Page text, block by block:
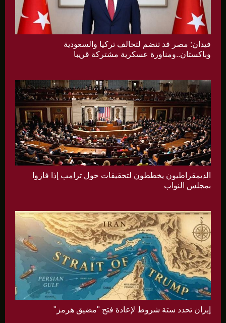
فيدان: مصر قد تنضم لتحالف تركيا والسعودية
وباكستان..ومناورة عسكرية مشتركة قريبا
الديمقراطيون يخططون لتحقيقات حول ترامب إذا فازوا
بمجلس النواب
إيران تحدد ستة شروط لإعادة فتح "مضيق هرمز"